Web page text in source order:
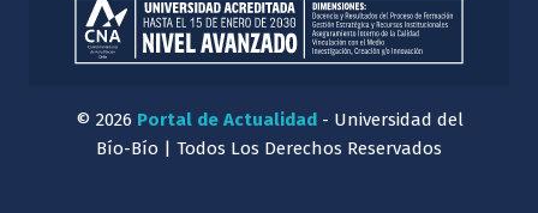
© 2026 Portal de Actualidad- Universidad del
Bío-Bío | Todos Los Derechos Reservados